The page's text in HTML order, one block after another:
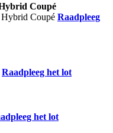
Coupé
Raadpleeg
Raadpleeg het lot
het lot